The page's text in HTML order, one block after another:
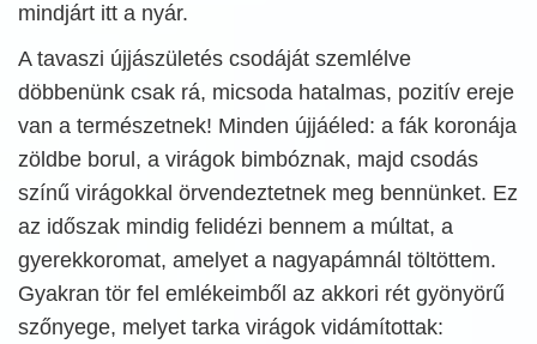
mindjárt itt a nyár.
A tavaszi újjászületés csodáját szemlélve
döbbenünk csak rá, micsoda hatalmas, pozitív ereje
van a természetnek! Minden újjáéled: a fák koronája
zöldbe borul, a virágok bimbóznak, majd csodás
színű virágokkal örvendeztetnek meg bennünket. Ez
az időszak mindig felidézi bennem a múltat, a
gyerekkoromat, amelyet a nagyapámnál töltöttem.
Gyakran tör fel emlékeimből az akkori rét gyönyörű
szőnyege, melyet tarka virágok vidámítottak: